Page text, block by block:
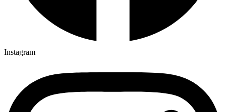
Instagram